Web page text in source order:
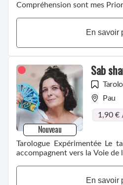
Compréhension sont mes
En savoir
Nouveau
Sab
Pau
1,90 €
Tarologue Expérimentée Le
accompagnent vers la Voie de
En savoir